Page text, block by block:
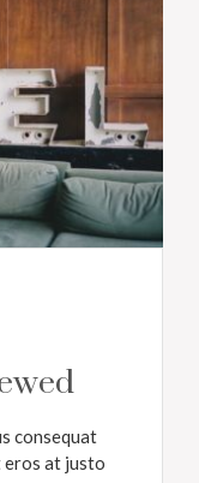
consequat
eros at justo